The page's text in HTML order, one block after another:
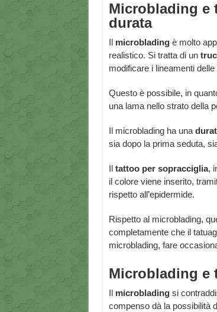
Microblading e
durata
Il microbladingè molto
realistico. Si tratta di un
modificare i lineamenti
Questo è possibile, in
una lama nello strato della
Il microblading ha una
sia dopo la prima seduta,
Il tattoo per sopracciglia,
il colore viene inserito,
rispetto all’epidermide.
Rispetto al microblading,
completamente che il
microblading, fare
Microblading e
Il microbladingsi
compenso dà la possibilità